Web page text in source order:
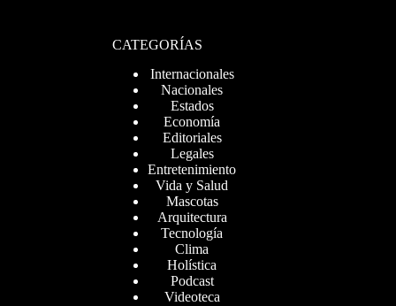
CATEGORÍAS
Internacionales
Nacionales
Estados
Economía
Editoriales
Legales
Entretenimiento
Vida y Salud
Mascotas
Arquitectura
Tecnología
Clima
Holística
Podcast
Videoteca